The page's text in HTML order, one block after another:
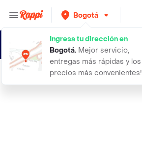
Bogotá
Ingresa tu dirección en
Bogotá. Mejor servicio,
entregas más rápidas y los
precios más convenientes!
satisfyer one night stand succionad